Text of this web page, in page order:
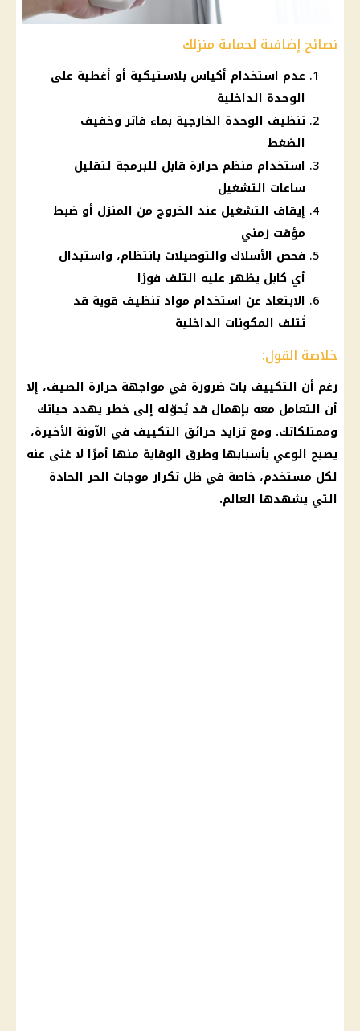
نصائح إضافية لحماية منزلك
عدم استخدام أكياس بلاستيكية أو أغطية على
الوحدة الداخلية
تنظيف الوحدة الخارجية بماء فاتر وخفيف
الضغط
استخدام منظم حرارة قابل للبرمجة لتقليل
ساعات التشغيل
إيقاف التشغيل عند الخروج من المنزل أو ضبط
مؤقت زمني
فحص الأسلاك والتوصيلات بانتظام، واستبدال
أي كابل يظهر عليه التلف فورًا
الابتعاد عن استخدام مواد تنظيف قوية قد
تُتلف المكونات الداخلية
خلاصة القول:
رغم أن التكييف بات ضرورة في مواجهة حرارة الصيف، إلا
أن التعامل معه بإهمال قد يُحوّله إلى خطر يهدد حياتك
وممتلكاتك. ومع تزايد حرائق التكييف في الآونة الأخيرة،
يصبح الوعي بأسبابها وطرق الوقاية منها أمرًا لا غنى عنه
لكل مستخدم، خاصة في ظل تكرار موجات الحر الحادة
التي يشهدها العالم.